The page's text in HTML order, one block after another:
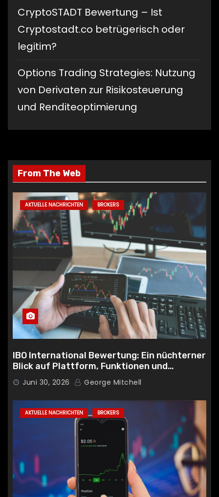
CryptoSTADT Bewertung – Ist
Cryptostadt.co betrügerisch oder
legitim?
Options Trading Strategies: Nutzung
von Derivaten zur Risikosteuerung
und Renditeoptimierung
From The Web
AKTUELLE NACHRICHTEN BROKERS
IBO International Bewertung: Ein nüchterner
Blick auf Plattform, Funktionen und
Sicherheit
Juni 30, 2026 George Mitchell
AKTUELLE NACHRICHTEN BROKERS